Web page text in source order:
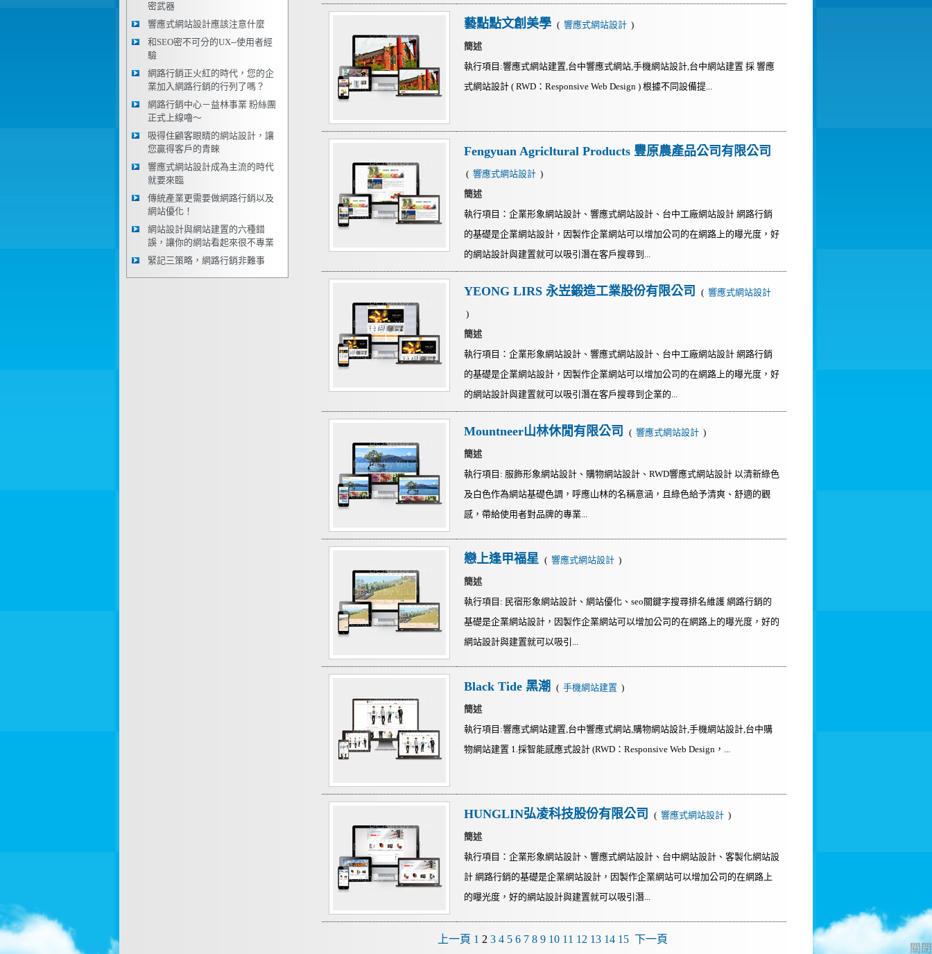
密武器
響應式網站設計應該注意什麼
和SEO密不可分的UX--使用者經
驗
網路行銷正火紅的時代，您的企
業加入網路行銷的行列了嗎？
網路行銷中心－益林事業 粉絲團
正式上線嚕～
吸得住顧客眼睛的網站設計，讓
您贏得客戶的青睞
響應式網站設計成為主流的時代
就要來臨
傳統產業更需要做網路行銷以及
網站優化！
網站設計與網站建置的六種錯
誤，讓你的網站看起來很不專業
緊記三策略，網路行銷非難事
關閉
藝點點文創美學 ( 響應式網站設計 )
簡述
執行項目:響應式網站建置,台中響應式網站,手機網站設計,台中網站建置 採 響應
式網站設計 ( RWD：Responsive Web Design ) 根據不同設備提...
Fengyuan Agricltural Products 豐原農產品公司有限公司
( 響應式網站設計 )
簡述
執行項目：企業形象網站設計、響應式網站設計、台中工廠網站設計 網路行銷
的基礎是企業網站設計，因製作企業網站可以增加公司的在網路上的曝光度，好
的網站設計與建置就可以吸引潛在客戶搜尋到...
YEONG LIRS 永岦鍛造工業股份有限公司 ( 響應式網站設計
)
簡述
執行項目：企業形象網站設計、響應式網站設計、台中工廠網站設計 網路行銷
的基礎是企業網站設計，因製作企業網站可以增加公司的在網路上的曝光度，好
的網站設計與建置就可以吸引潛在客戶搜尋到企業的...
Mountneer山林休閒有限公司 ( 響應式網站設計 )
簡述
執行項目: 服飾形象網站設計、購物網站設計、RWD響應式網站設計 以清新綠色
及白色作為網站基礎色調，呼應山林的名稱意涵，且綠色給予清爽、舒適的觀
感，帶給使用者對品牌的專業...
戀上逢甲福星 ( 響應式網站設計 )
簡述
執行項目: 民宿形象網站設計、網站優化、seo關鍵字搜尋排名維護 網路行銷的
基礎是企業網站設計，因製作企業網站可以增加公司的在網路上的曝光度，好的
網站設計與建置就可以吸引...
Black Tide 黑潮 ( 手機網站建置 )
簡述
執行項目:響應式網站建置,台中響應式網站,購物網站設計,手機網站設計,台中購
物網站建置 1.採智能感應式設計 (RWD：Responsive Web Design，...
HUNGLIN弘凌科技股份有限公司 ( 響應式網站設計 )
簡述
執行項目：企業形象網站設計、響應式網站設計、台中網站設計、客製化網站設
計 網路行銷的基礎是企業網站設計，因製作企業網站可以增加公司的在網路上
的曝光度，好的網站設計與建置就可以吸引潛...
上一頁 1 2 3 4 5 6 7 8 9 10 11 12 13 14 15 下一頁